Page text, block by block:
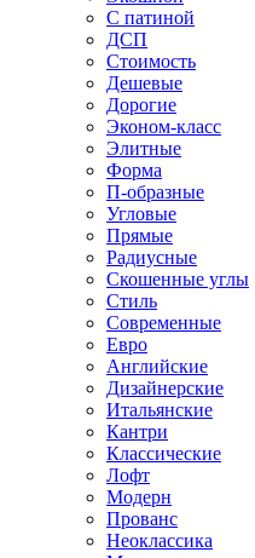
С патиной
ДСП
Стоимость
Дешевые
Дорогие
Эконом-класс
Элитные
Форма
П-образные
Угловые
Прямые
Радиусные
Скошенные углы
Стиль
Современные
Евро
Английские
Дизайнерские
Итальянские
Кантри
Классические
Лофт
Модерн
Прованс
Неоклассика